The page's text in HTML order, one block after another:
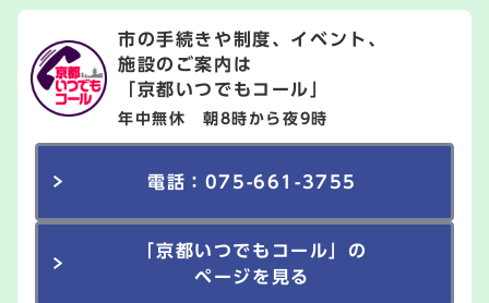
市の手続きや制度、イベント、
施設のご案内は
「京都いつでもコール」
年中無休 朝8時から夜9時
電話：075-661-3755
「京都いつでもコール」の
ページを見る